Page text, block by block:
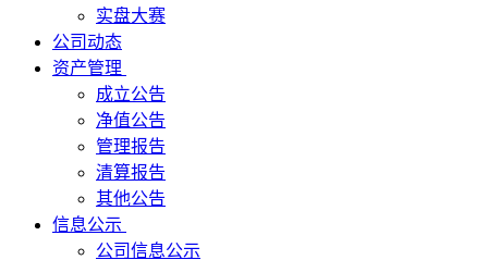
实盘大赛
公司动态
资产管理
成立公告
净值公告
管理报告
清算报告
其他公告
信息公示
公司信息公示